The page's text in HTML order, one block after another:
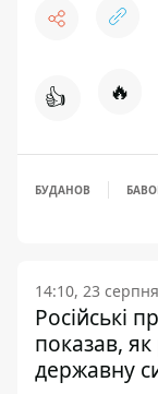
👍 🔥
БУДАНОВ
14:10, 23
Російські
показав,
державну